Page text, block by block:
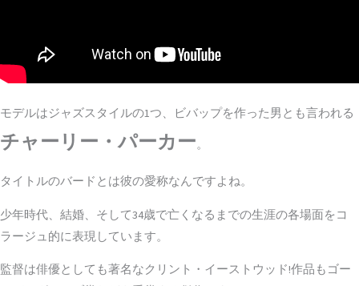
モデルはジャズスタイルの1つ、ビバップを作った男とも言われる
チャーリー・パーカー。
タイトルのバードとは彼の愛称なんですよね。
少年時代、結婚、そして34歳で亡くなるまでの生涯の各場面をコ
ラージュ的に表現しています。
監督は俳優としても著名なクリント・イーストウッド!作品もゴー